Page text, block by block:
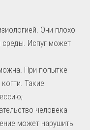
Они плохо
среды. Испуг может
При попытке
Такие
человека
может нарушить